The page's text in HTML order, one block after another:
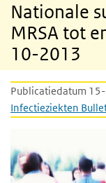
Nationale
MRSA tot
10-2013
Publicatiedatum
Infectieziekten